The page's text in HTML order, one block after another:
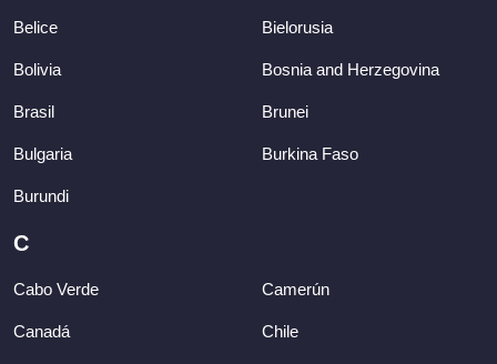
Belice Bielorusia
Bolivia Bosnia and Herzegovina
Brasil Brunei
Bulgaria Burkina Faso
Burundi
C
Cabo Verde Camerún
Canadá Chile